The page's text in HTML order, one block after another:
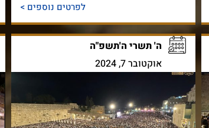
לפרטים נוספים >
ה' תשרי ה'תשפ"ה
אוקטובר 7, 2024